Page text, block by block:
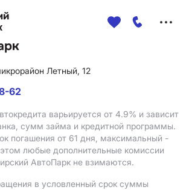
Летный, 12
62
варьируется от 4.9% и зависит
сумм займа и кредитной программы.
погашения от 61 дня, максимальный -
любые дополнительные комиссии
АвтоПарк не взимаются.
в условленный срок суммы